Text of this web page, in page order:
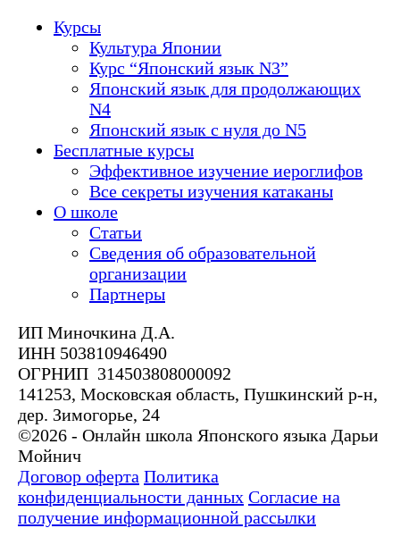
Курсы
Культура Японии
Курс “Японский язык N3”
Японский язык для продолжающих
N4
Японский язык с нуля до N5
Бесплатные курсы
Эффективное изучение иероглифов
Все секреты изучения катаканы
О школе
Статьи
Сведения об образовательной
организации
Партнеры
ИП Миночкина Д.А.
ИНН 503810946490
ОГРНИП 314503808000092
141253, Московская область, Пушкинский р-н,
дер. Зимогорье, 24
©2026 - Онлайн школа Японского языка Дарьи
Мойнич
Договор оферта Политика
конфиденциальности данных Согласие на
получение информационной рассылки